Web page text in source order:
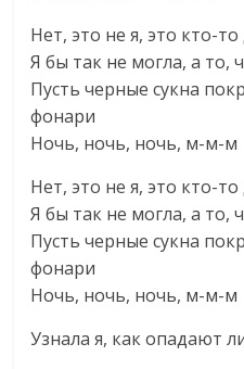
Нет, это не я, это кто-
Я бы так не могла, а то,
Пусть черные сукна
фонари
Ночь, ночь, ночь, м-м-м
Нет, это не я, это кто-
Я бы так не могла, а то,
Пусть черные сукна
фонари
Ночь, ночь, ночь, м-м-м
Узнала я, как опадают